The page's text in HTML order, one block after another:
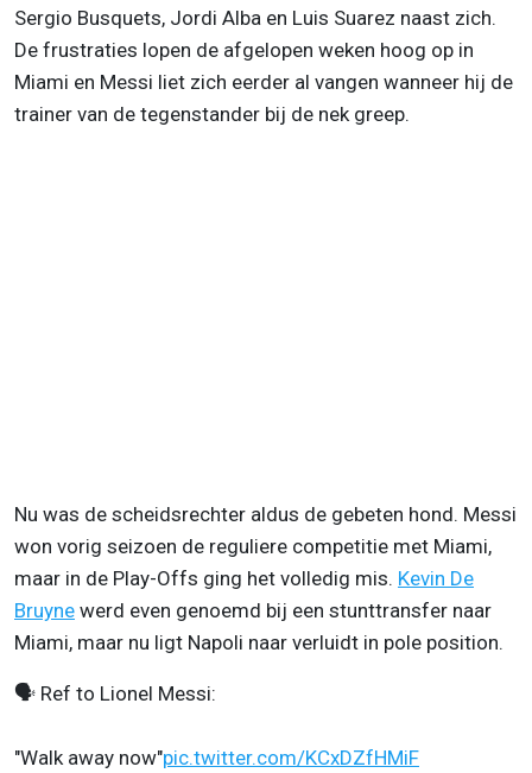
Sergio Busquets, Jordi Alba en Luis Suarez naast zich.
De frustraties lopen de afgelopen weken hoog op in
Miami en Messi liet zich eerder al vangen wanneer hij de
trainer van de tegenstander bij de nek greep.
Nu was de scheidsrechter aldus de gebeten hond. Messi
won vorig seizoen de reguliere competitie met Miami,
maar in de Play-Offs ging het volledig mis. Kevin De
Bruyne werd even genoemd bij een stunttransfer naar
Miami, maar nu ligt Napoli naar verluidt in pole position.
🗣️ Ref to Lionel Messi:
"Walk away now"pic.twitter.com/KCxDZfHMiF